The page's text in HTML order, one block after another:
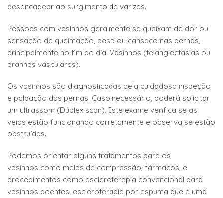
desencadear ao surgimento de varizes.
Pessoas com vasinhos geralmente se queixam de dor ou
sensação de queimação, peso ou cansaço nas pernas,
principalmente no fim do dia. Vasinhos (telangiectasias ou
aranhas vasculares).
Os vasinhos são diagnosticadas pela cuidadosa inspeção
e palpação das pernas. Caso necessário, poderá solicitar
um ultrassom (Dúplex scan). Este exame verifica se as
veias estão funcionando corretamente e observa se estão
obstruídas.
Podemos orientar alguns tratamentos para os
vasinhos como meias de compressão, fármacos, e
procedimentos como escleroterapia convencional para
vasinhos doentes, escleroterapia por espuma que é uma